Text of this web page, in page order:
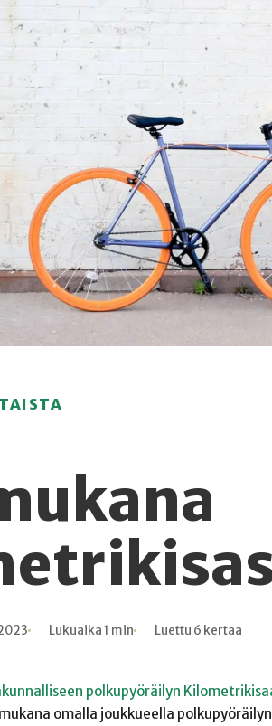
Lukuaika 1 min Luettu 6 kertaa
polkupyöräilyn
omalla joukkueella